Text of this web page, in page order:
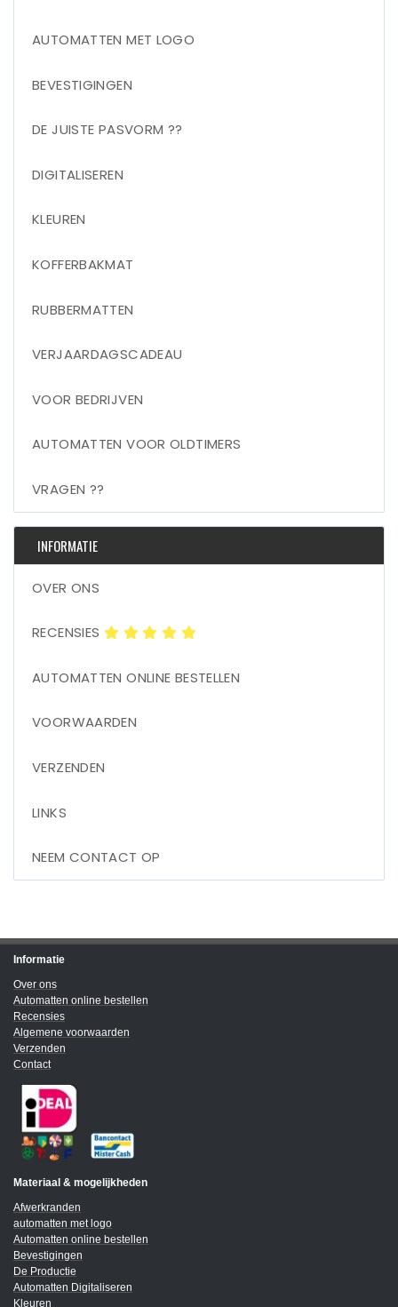
AUTOMATTEN MET LOGO
BEVESTIGINGEN
DE JUISTE PASVORM ??
DIGITALISEREN
KLEUREN
KOFFERBAKMAT
RUBBERMATTEN
VERJAARDAGSCADEAU
VOOR BEDRIJVEN
AUTOMATTEN VOOR OLDTIMERS
VRAGEN ??
INFORMATIE
OVER ONS
RECENSIES
AUTOMATTEN ONLINE BESTELLEN
VOORWAARDEN
VERZENDEN
LINKS
NEEM CONTACT OP
Informatie
Over ons
Automatten online bestellen
Recensies
Algemene voorwaarden
Verzenden
Contact
Materiaal & mogelijkheden
Afwerkranden
automatten met logo
Automatten online bestellen
Bevestigingen
De Productie
Automatten Digitaliseren
Kleuren